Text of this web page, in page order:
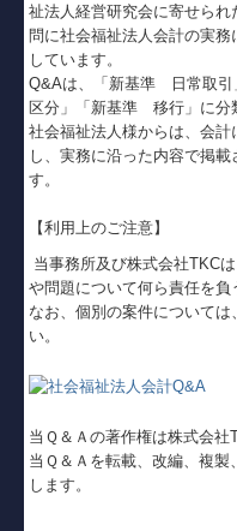
大分事務所
国東事務所
職員紹介
料金体系
社会福祉法人の皆様へ
病院・診療所の皆様へ
TKCコンテンツ
祉法人経営研究会に寄せら
問に社会福祉法人会計の実
しています。
Q&Aは、「新基準 日常取
区分」「新基準 移行」に分
社会福祉法人様からは、会
し、実務に沿った内容で掲
す。
【利用上のご注意】
当事務所及び株式会社TKC
や問題について何ら責任を負
なお、個別の案件について
い。
当Ｑ＆Ａの著作権は株式会社
当Ｑ＆Ａを転載、改編、複
します。